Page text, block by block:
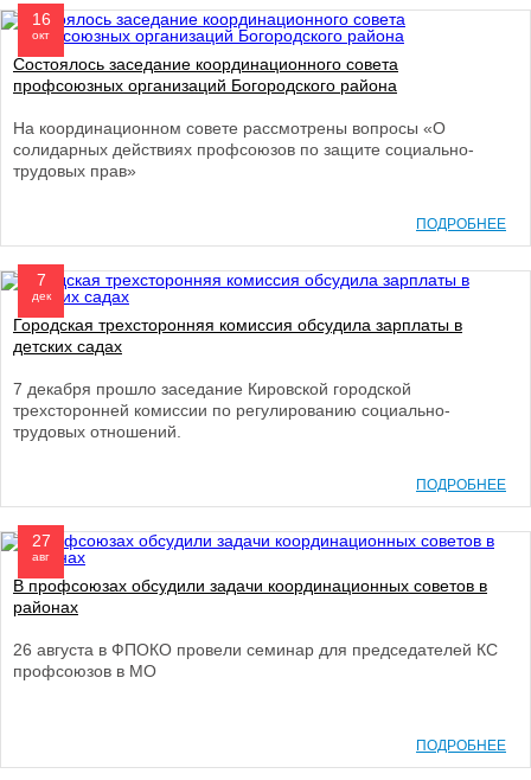
16
окт
Состоялось заседание координационного совета
профсоюзных организаций Богородского района
На координационном совете рассмотрены вопросы «О
солидарных действиях профсоюзов по защите социально-
трудовых прав»
ПОДРОБНЕЕ
7
дек
Городская трехсторонняя комиссия обсудила зарплаты в
детских садах
7 декабря прошло заседание Кировской городской
трехсторонней комиссии по регулированию социально-
трудовых отношений.
ПОДРОБНЕЕ
27
авг
В профсоюзах обсудили задачи координационных советов в
районах
26 августа в ФПОКО провели семинар для председателей КС
профсоюзов в МО
ПОДРОБНЕЕ